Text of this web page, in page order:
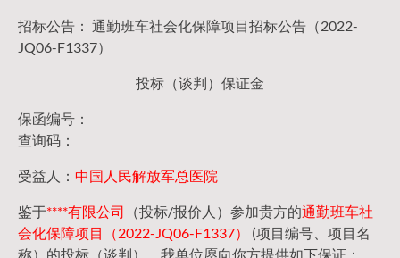
招标公告： 通勤班车社会化保障项目招标公告（2022-
JQ06-F1337）
投标（谈判）保证金
保函编号：
查询码：
受益人： 中国人民解放军总医院
鉴于****有限公司 （投标/报价人）参加贵方的通勤班车社
会化保障项目（2022-JQ06-F1337）
(项目编号、项目名
称）的投标（谈判），我单位愿向你方提供如下保证：